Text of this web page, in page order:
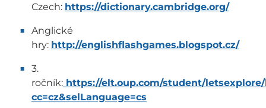
Czech: https://dictionary.cambridge.org/
Anglické
hry: http://englishflashgames.blogspot.cz/
3.
ročník:https://elt.oup.com/student/letsexplore/
cc=cz&selLanguage=cs